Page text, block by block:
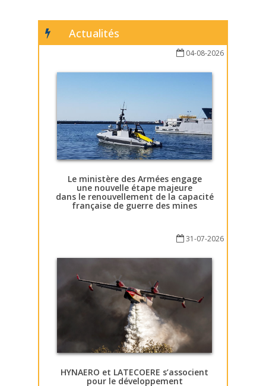
Actualités
04-08-2026
Le ministère des Armées engage
une nouvelle étape majeure
dans le renouvellement de la capacité
française de guerre des mines
31-07-2026
HYNAERO et LATECOERE s’associent
pour le développement